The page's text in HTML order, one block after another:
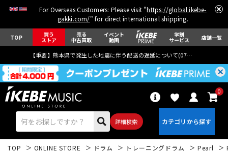
For Overseas Customers: Please visit "https://global.ikebe-
gakki.com/" for direct international shipping.
TOP 買う
ストア
売る
中古買取
イベント
動画
学割
サービス 店舗一覧
【重要】熊本県で発生した地震に伴う配送の遅延について(07月29日
詳細検索
0
TOP ONLINE STORE ドラム トレーニングドラム Pearl